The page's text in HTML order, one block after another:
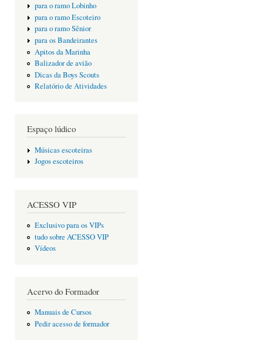
para o ramo Lobinho
para o ramo Escoteiro
para o ramo Sênior
para os Bandeirantes
Apitos da Marinha
Balizador de avião
Dicas da Boys Scouts
Relatório de Atividades
Espaço lúdico
Músicas escoteiras
Jogos escoteiros
ACESSO VIP
Exclusivo para os VIPs
tudo sobre ACESSO VIP
Vídeos
Acervo do Formador
Manuais de Cursos
Pedir acesso de formador